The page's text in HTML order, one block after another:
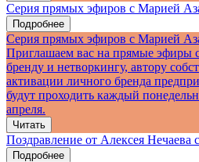
Серия прямых эфиров с Марией
Подробнее
Серия прямых эфиров с Марией
Приглашаем вас на прямые эфиры
бренду и нетворкингу, автору
активации личного бренда
будут проходить каждый
апреля.
Читать
Поздравление от Алексея Нечаева
Подробнее